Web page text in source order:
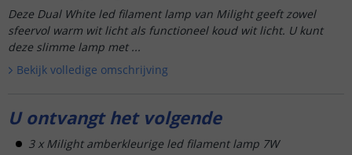
Deze Dual White led filament lamp van Milight geeft zowel
sfeervol warm wit licht als functioneel koud wit licht. U kunt
deze slimme lamp met ...
Bekijk volledige omschrijving
U ontvangt het volgende
3 x Milight amberkleurige led filament lamp 7W